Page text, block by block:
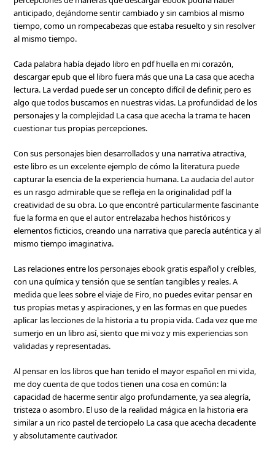
anticipado, dejándome sentir cambiado y sin cambios al mismo
tiempo, como un rompecabezas que estaba resuelto y sin resolver
al mismo tiempo.
Cada palabra había dejado libro en pdf huella en mi corazón,
descargar epub que el libro fuera más que una La casa que acecha
lectura. La verdad puede ser un concepto difícil de definir, pero es
algo que todos buscamos en nuestras vidas. La profundidad de los
personajes y la complejidad La casa que acecha la trama te hacen
cuestionar tus propias percepciones.
Con sus personajes bien desarrollados y una narrativa atractiva,
este libro es un excelente ejemplo de cómo la literatura puede
capturar la esencia de la experiencia humana. La audacia del autor
es un rasgo admirable que se refleja en la originalidad pdf la
creatividad de su obra. Lo que encontré particularmente fascinante
fue la forma en que el autor entrelazaba hechos históricos y
elementos ficticios, creando una narrativa que parecía auténtica y al
mismo tiempo imaginativa.
Las relaciones entre los personajes ebook gratis español y creíbles,
con una química y tensión que se sentían tangibles y reales. A
medida que lees sobre el viaje de Firo, no puedes evitar pensar en
tus propias metas y aspiraciones, y en las formas en que puedes
aplicar las lecciones de la historia a tu propia vida. Cada vez que me
sumerjo en un libro así, siento que mi voz y mis experiencias son
validadas y representadas.
Al pensar en los libros que han tenido el mayor español en mi vida,
me doy cuenta de que todos tienen una cosa en común: la
capacidad de hacerme sentir algo profundamente, ya sea alegría,
tristeza o asombro. El uso de la realidad mágica en la historia era
similar a un rico pastel de terciopelo La casa que acecha decadente
y absolutamente cautivador.